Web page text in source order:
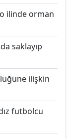
ilinde orman
saklayıp
ilişkin
futbolcu